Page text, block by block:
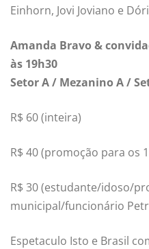
Einhorn, Jovi Joviano e
Amanda Bravo &
às 19h30
Setor A / Mezanino A /
R$ 60 (inteira)
R$ 40 (promoção para os
R$ 30 (estudante/idoso/
municipal/funcionário
Espetaculo Isto e Brasil